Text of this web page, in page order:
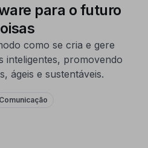
para o futuro
como se cria e gere
inteligentes, promovendo
ágeis e sustentáveis.
Comunicação